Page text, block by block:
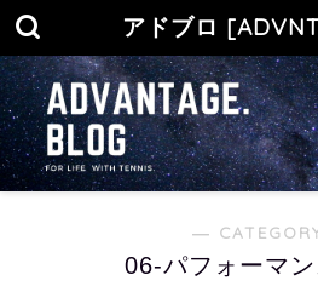
アドブロ
―
06-パフォーマ